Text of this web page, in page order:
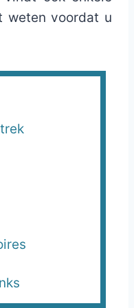
weten voordat u